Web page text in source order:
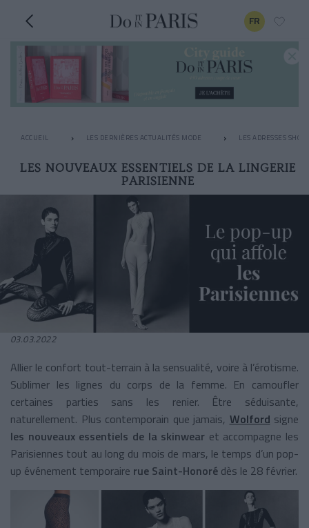
FR
ACCUEIL LES DERNIÈRES ACTUALITÉS MODE LES ADRESSES
LES NOUVEAUX ESSENTIELS DE LA LINGERIE
PARISIENNE
03.03.2022
Allier le confort tout-terrain à la sensualité, voire à l’érotisme.
Sublimer les lignes du corps de la femme. En camoufler
certaines parties sans les renier. Être séduisante,
naturellement. Plus contemporain que jamais, Wolford signe
les nouveaux essentiels de la skinwear et accompagne les
Parisiennes tout au long du mois de mars, le temps d’un pop-
up événement temporaire rue Saint-Honoré dès le 28 février.